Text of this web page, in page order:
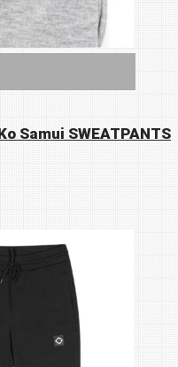
Samui SWEATPANTS